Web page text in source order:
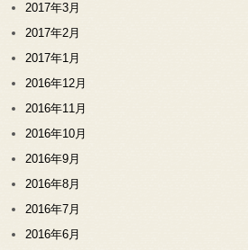
2017年3月
2017年2月
2017年1月
2016年12月
2016年11月
2016年10月
2016年9月
2016年8月
2016年7月
2016年6月